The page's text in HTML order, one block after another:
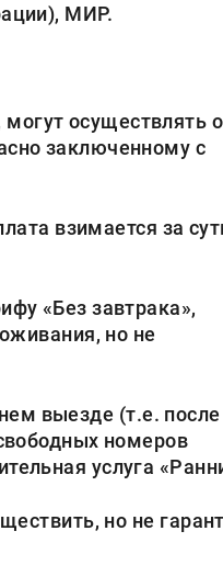
МИР.
осуществлять
заключенному с
взимается за
«Без завтрака»,
но не
выезде (т.е. после
номеров
услуга
но не